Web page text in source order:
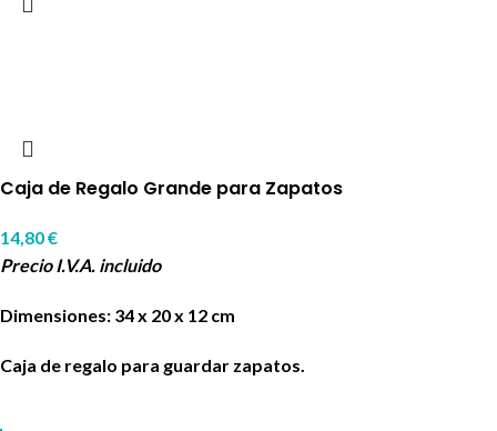
Caja de Regalo Grande para Zapatos
14,80€
Precio I.V.A. incluido
Dimensiones: 34 x 20 x 12 cm
Caja de regalo para guardar zapatos.